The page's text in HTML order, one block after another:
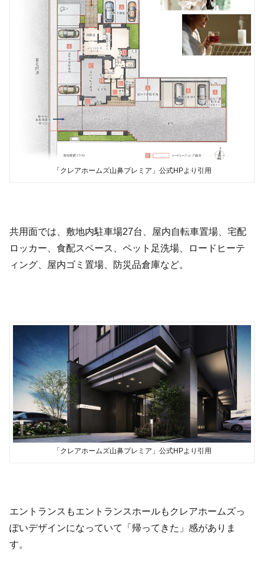
「クレアホームズ山鼻プレミア」公式HPより引用
共用面では、敷地内駐車場27台、屋内自転車置場、宅配
ロッカー、食配スペース、ペット足洗場、ロードヒーテ
ィング、屋内ゴミ置場、防災品倉庫など。
「クレアホームズ山鼻プレミア」公式HPより引用
エントランスもエントランスホールもクレアホームズっ
ぽいデザインになっていて「帰ってきた」感がありま
す。